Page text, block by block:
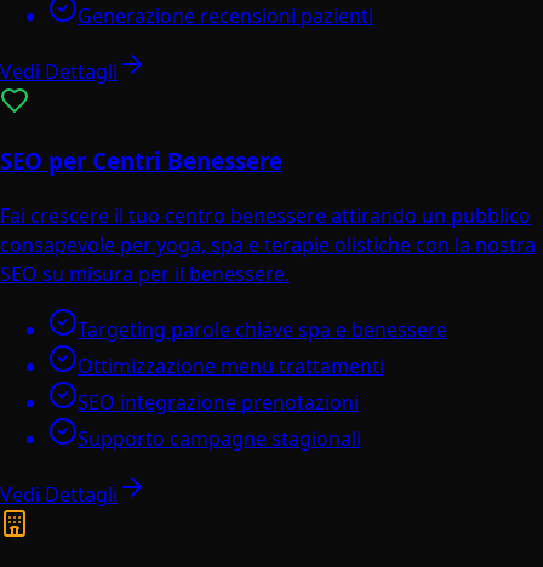
Generazione recensioni pazienti
Vedi Dettagli
SEO per Centri Benessere
Fai crescere il tuo centro benessere attirando un pubblico
consapevole per yoga, spa e terapie olistiche con la nostra
SEO su misura per il benessere.
Targeting parole chiave spa e benessere
Ottimizzazione menu trattamenti
SEO integrazione prenotazioni
Supporto campagne stagionali
Vedi Dettagli